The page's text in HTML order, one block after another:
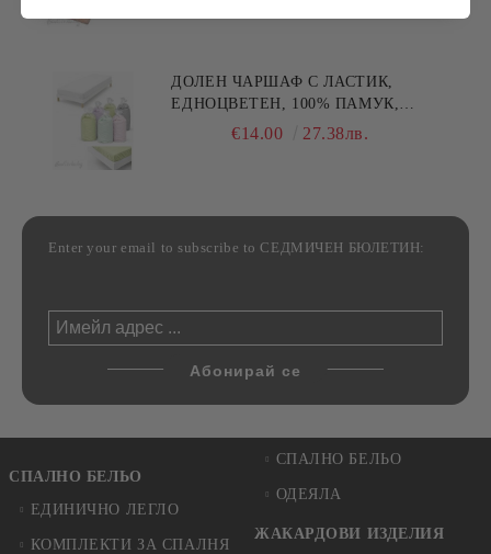
30/50СМ,HAND MADE
ДОЛЕН ЧАРШАФ С ЛАСТИК,
ЕДНОЦВЕТЕН, 100% ПАМУК,
РАЗЛИЧНИ РАЗМЕРИ
€14.00 27.38лв.
Enter your email to subscribe to СЕДМИЧЕН БЮЛЕТИН:
СПАЛНО БЕЛЬО
ЕДИНИЧНО ЛЕГЛО
КОМПЛЕКТИ ЗА СПАЛНЯ
СПАЛНО БЕЛЬО
ОДЕЯЛА
ЖАКАРДОВИ ИЗДЕЛИЯ